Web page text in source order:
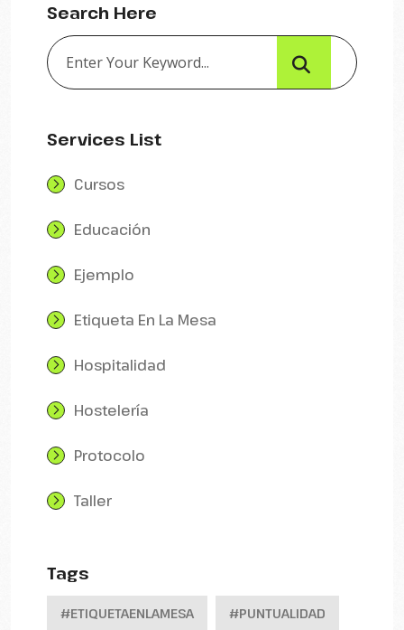
Search Here
Services List
Cursos
Educación
Ejemplo
Etiqueta En La Mesa
Hospitalidad
Hostelería
Protocolo
Taller
Tags
#ETIQUETAENLAMESA #PUNTUALIDAD